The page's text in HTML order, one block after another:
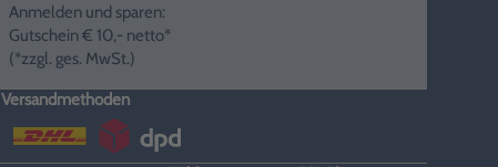
Anmelden und sparen:
Gutschein € 10,- netto*
(*zzgl. ges. MwSt.)
Versandmethoden